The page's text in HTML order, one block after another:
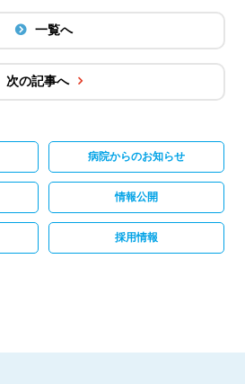
一覧へ
次の記事へ
病院からのお知らせ
情報公開
採用情報